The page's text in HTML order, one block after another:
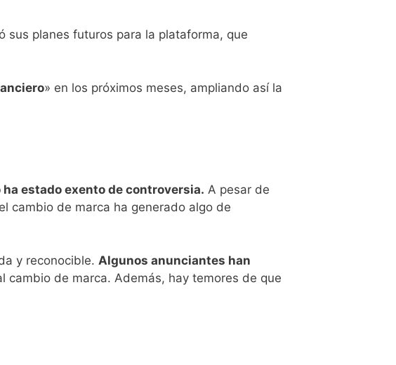
sus planes futuros para la plataforma, que
» en los próximos meses, ampliando así la
estado exento de controversia. A pesar de
cambio de marca ha generado algo de
y reconocible. Algunos anunciantes han
de marca. Además, hay temores de que